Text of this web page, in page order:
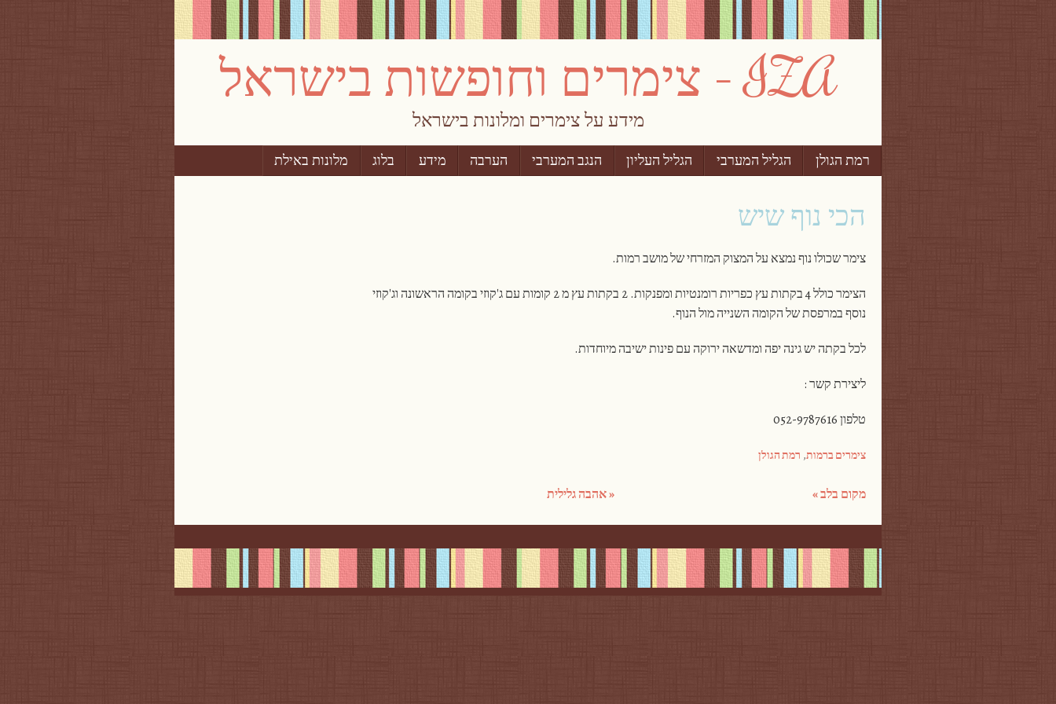
IZA – צימרים וחופשות בישראל
מידע על צימרים ומלונות בישראל
תפריט
Skip to content
רמת הגולן הגליל המערבי הגליל העליון הנגב המערבי הערבה מידע בלוג מלונות באילת
הכי נוף שיש
צימר שכולו נוף נמצא על המצוק המזרחי של מושב רמות.
הצימר כולל 4 בקתות עץ כפריות רומנטיות ומפנקות. 2 בקתות עץ מ 2 קומות עם ג'קוזי בקומה הראשונה וג'קוזי
נוסף במרפסת של הקומה השנייה מול הנוף.
לכל בקתה יש גינה יפה ומדשאה ירוקה עם פינות ישיבה מיוחדות.
ליצירת קשר :
טלפון 052-9787616
צימרים ברמות, רמת הגולן
«אהבה גלילית מקום בלב»